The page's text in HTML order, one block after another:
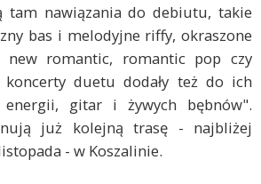
tam nawiązania do debiutu, takie
bas i melodyjne riffy, okraszone
new romantic, romantic pop czy
koncerty duetu dodały też do ich
gitar i żywych bębnów".
już kolejną trasę - najbliżej
- w Koszalinie.